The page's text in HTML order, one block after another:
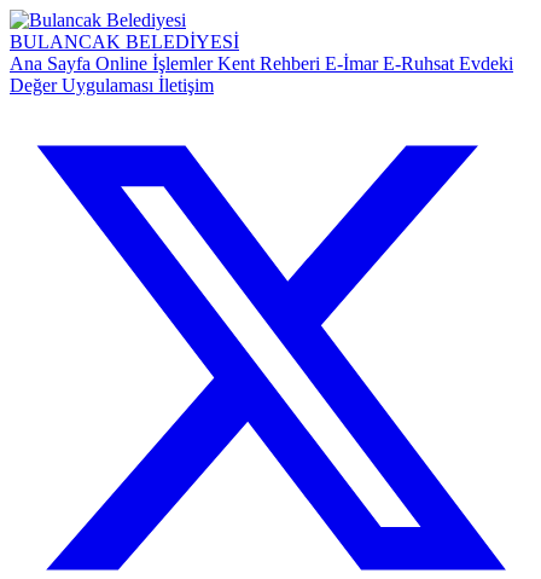
BULANCAK BELEDİYESİ
Ana Sayfa Online İşlemlerKent Rehberi E-İmarE-Ruhsat Evdeki
Değer Uygulaması İletişim